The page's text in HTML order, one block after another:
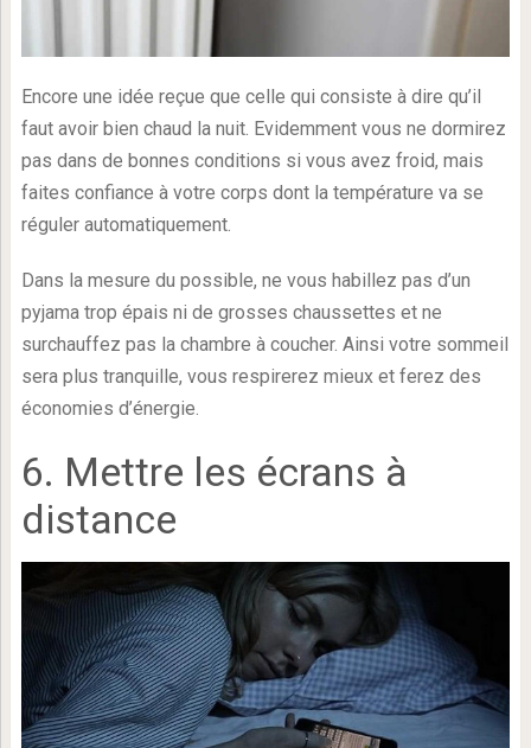
Encore une idée reçue que celle qui consiste à dire qu’il
faut avoir bien chaud la nuit. Evidemment vous ne dormirez
pas dans de bonnes conditions si vous avez froid, mais
faites confiance à votre corps dont la température va se
réguler automatiquement.
Dans la mesure du possible, ne vous habillez pas d’un
pyjama trop épais ni de grosses chaussettes et ne
surchauffez pas la chambre à coucher. Ainsi votre sommeil
sera plus tranquille, vous respirerez mieux et ferez des
économies d’énergie.
6. Mettre les écrans à
distance